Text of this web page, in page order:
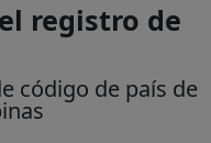
registro de
código de país de